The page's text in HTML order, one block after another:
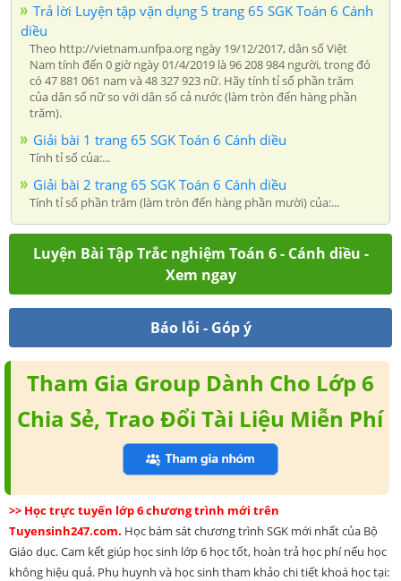
Trả lời Luyện tập vận dụng 5 trang 65 SGK Toán 6 Cánh
diều
Theo http://vietnam.unfpa.org ngày 19/12/2017, dân số Việt
Nam tính đến 0 giờ ngày 01/4/2019 là 96 208 984 người, trong đó
có 47 881 061 nam và 48 327 923 nữ. Hãy tính tỉ số phần trăm
của dân số nữ so với dân số cả nước (làm tròn đến hàng phần
trăm).
Giải bài 1 trang 65 SGK Toán 6 Cánh diều
Tính tỉ số của:...
Giải bài 2 trang 65 SGK Toán 6 Cánh diều
Tính tỉ số phần trăm (làm tròn đến hàng phần mười) của:...
Luyện Bài Tập Trắc nghiệm Toán 6 - Cánh diều -
Xem ngay
Báo lỗi - Góp ý
Tham Gia Group Dành Cho Lớp 6
Chia Sẻ, Trao Đổi Tài Liệu Miễn Phí
>> Học trực tuyến lớp 6 chương trình mới trên
Tuyensinh247.com. Học bám sát chương trình SGK mới nhất của Bộ
Giáo dục. Cam kết giúp học sinh lớp 6 học tốt, hoàn trả học phí nếu học
không hiệu quả. Phụ huynh và học sinh tham khảo chi tiết khoá học tại: